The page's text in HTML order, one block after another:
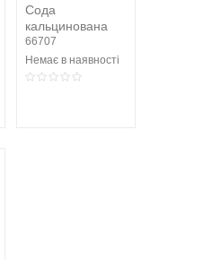
Сода
кальцинована
Економ 700г
картон
66707
Немає в наявності